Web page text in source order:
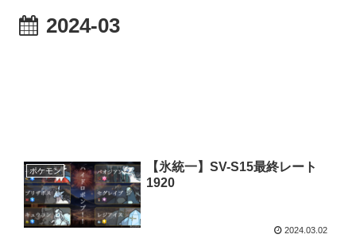
2024-03
ポケモン
【氷統一】SV-S15最終レート
1920
2024.03.02